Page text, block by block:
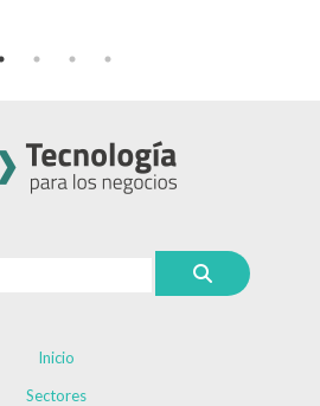
Inicio
Sectores